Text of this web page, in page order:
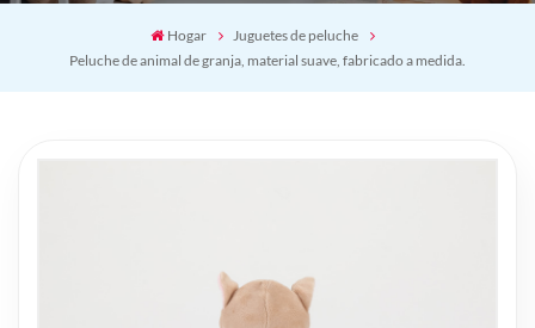
Hogar
Juguetes de peluche
Peluche de animal de granja, material suave, fabricado a medida.